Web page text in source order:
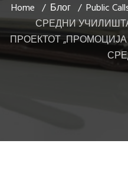
Home Блог Public
СРЕДНИ
ПРОЕКТОТ